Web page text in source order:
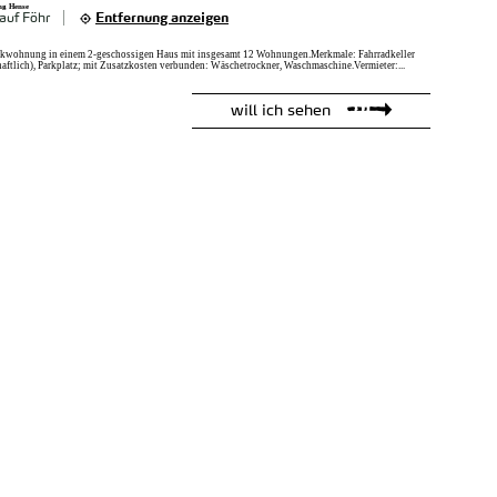
Hense
Föhr Entfernung anzeigen
in einem 2-geschossigen Haus mit insgesamt 12 Wohnungen.Merkmale: Fahrradkeller
Parkplatz; mit Zusatzkosten verbunden: Wäschetrockner, Waschmaschine.Vermieter:...
will ich sehen